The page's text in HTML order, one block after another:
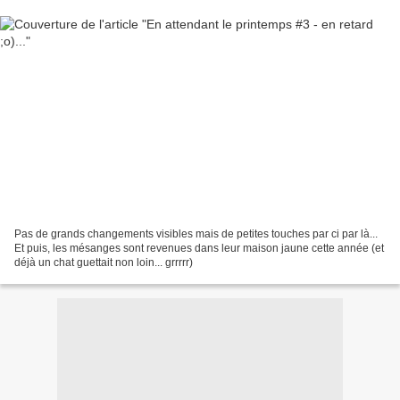
Pas de grands changements visibles mais de petites touches par ci par là...
Et puis, les mésanges sont revenues dans leur maison jaune cette année (et
déjà un chat guettait non loin... grrrrr)